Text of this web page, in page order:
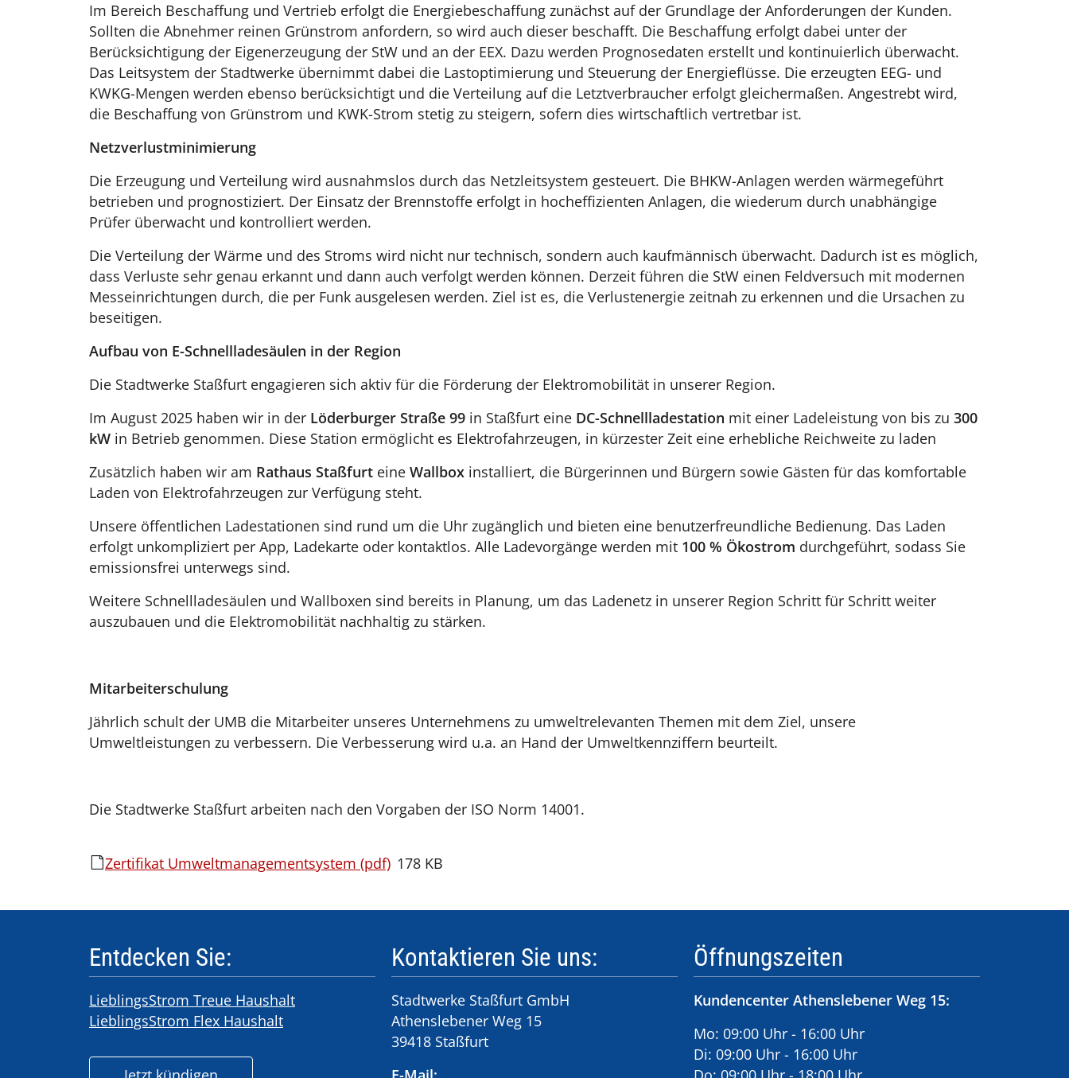
Im Bereich Beschaffung und Vertrieb erfolgt die Energiebeschaffung zunächst auf der Grundlage der Anforderungen der Kunden.
Sollten die Abnehmer reinen Grünstrom anfordern, so wird auch dieser beschafft. Die Beschaffung erfolgt dabei unter der
Berücksichtigung der Eigenerzeugung der StW und an der EEX. Dazu werden Prognosedaten erstellt und kontinuierlich überwacht.
Das Leitsystem der Stadtwerke übernimmt dabei die Lastoptimierung und Steuerung der Energieflüsse. Die erzeugten EEG- und
KWKG-Mengen werden ebenso berücksichtigt und die Verteilung auf die Letztverbraucher erfolgt gleichermaßen. Angestrebt wird,
die Beschaffung von Grünstrom und KWK-Strom stetig zu steigern, sofern dies wirtschaftlich vertretbar ist.
Netzverlustminimierung
Die Erzeugung und Verteilung wird ausnahmslos durch das Netzleitsystem gesteuert. Die BHKW-Anlagen werden wärmegeführt
betrieben und prognostiziert. Der Einsatz der Brennstoffe erfolgt in hocheffizienten Anlagen, die wiederum durch unabhängige
Prüfer überwacht und kontrolliert werden.
Die Verteilung der Wärme und des Stroms wird nicht nur technisch, sondern auch kaufmännisch überwacht. Dadurch ist es möglich,
dass Verluste sehr genau erkannt und dann auch verfolgt werden können. Derzeit führen die StW einen Feldversuch mit modernen
Messeinrichtungen durch, die per Funk ausgelesen werden. Ziel ist es, die Verlustenergie zeitnah zu erkennen und die Ursachen zu
beseitigen.
Aufbau von E-Schnellladesäulen in der Region
Die Stadtwerke Staßfurt engagieren sich aktiv für die Förderung der Elektromobilität in unserer Region.
Im August 2025 haben wir in der Löderburger Straße 99 in Staßfurt eine DC-Schnellladestation mit einer Ladeleistung von bis zu 300
kW in Betrieb genommen. Diese Station ermöglicht es Elektrofahrzeugen, in kürzester Zeit eine erhebliche Reichweite zu laden
Zusätzlich haben wir am Rathaus Staßfurt eine Wallbox installiert, die Bürgerinnen und Bürgern sowie Gästen für das komfortable
Laden von Elektrofahrzeugen zur Verfügung steht.
Unsere öffentlichen Ladestationen sind rund um die Uhr zugänglich und bieten eine benutzerfreundliche Bedienung. Das Laden
erfolgt unkompliziert per App, Ladekarte oder kontaktlos. Alle Ladevorgänge werden mit 100 % Ökostrom durchgeführt, sodass Sie
emissionsfrei unterwegs sind.
Weitere Schnellladesäulen und Wallboxen sind bereits in Planung, um das Ladenetz in unserer Region Schritt für Schritt weiter
auszubauen und die Elektromobilität nachhaltig zu stärken.
Mitarbeiterschulung
Jährlich schult der UMB die Mitarbeiter unseres Unternehmens zu umweltrelevanten Themen mit dem Ziel, unsere
Umweltleistungen zu verbessern. Die Verbesserung wird u.a. an Hand der Umweltkennziffern beurteilt.
Die Stadtwerke Staßfurt arbeiten nach den Vorgaben der ISO Norm 14001.
Zertifikat Umweltmanagementsystem (pdf) 178 KB
Entdecken Sie:
LieblingsStrom Treue Haushalt
LieblingsStrom Flex Haushalt
Kontaktieren Sie uns:
Stadtwerke Staßfurt GmbH
Athenslebener Weg 15
39418 Staßfurt
Öffnungszeiten
Kundencenter Athenslebener Weg 15:
Mo: 09:00 Uhr - 16:00 Uhr
Di: 09:00 Uhr - 16:00 Uhr